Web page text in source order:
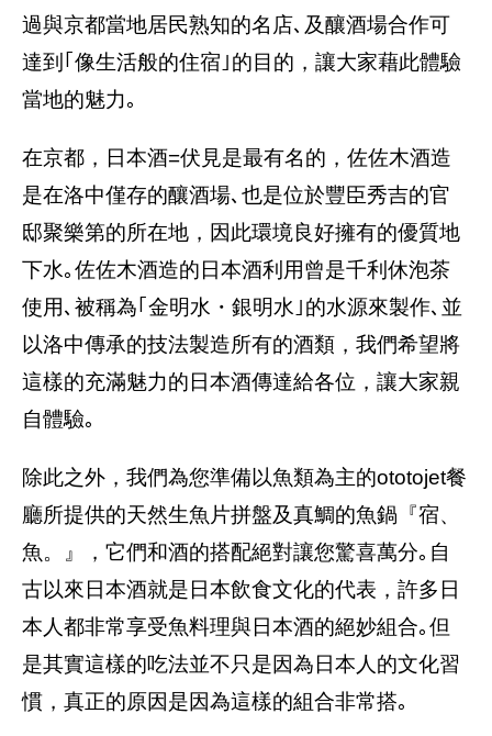
過與京都當地居民熟知的名店､及釀酒場合作可
達到｢像生活般的住宿｣的目的，讓大家藉此體驗
當地的魅力｡
在京都，日本酒=伏見是最有名的，佐佐木酒造
是在洛中僅存的釀酒場､也是位於豐臣秀吉的官
邸聚樂第的所在地，因此環境良好擁有的優質地
下水｡佐佐木酒造的日本酒利用曾是千利休泡茶
使用､被稱為｢金明水・銀明水｣的水源來製作､並
以洛中傳承的技法製造所有的酒類，我們希望將
這樣的充滿魅力的日本酒傳達給各位，讓大家親
自體驗｡
除此之外，我們為您準備以魚類為主的ototojet餐
廳所提供的天然生魚片拼盤及真鯛的魚鍋『宿、
魚。』，它們和酒的搭配絕對讓您驚喜萬分｡自
古以來日本酒就是日本飲食文化的代表，許多日
本人都非常享受魚料理與日本酒的絕妙組合｡但
是其實這樣的吃法並不只是因為日本人的文化習
慣，真正的原因是因為這樣的組合非常搭｡